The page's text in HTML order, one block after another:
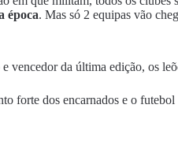
época. Mas só 2 equipas vão
vencedor da última edição, os
forte dos encarnados e o